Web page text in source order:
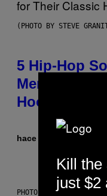
(PHOTO BY STEVE
5 Hip-Hop
Memorable
Hooks
hace 13 horas Por
PHOTO: NASA; DR PIXEL
Kill the
just $2